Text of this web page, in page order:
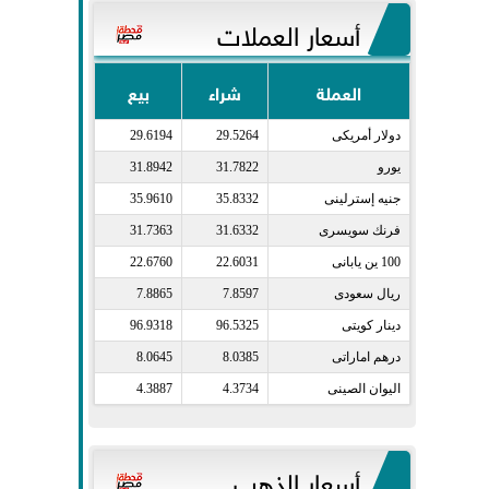
أسعار العملات
العملة شراء بيع
دولار أمريكى​ 29.5264
29.6194
يورو​ 31.7822
31.8942
جنيه إسترلينى​ 35.8332
35.9610
فرنك سويسرى​ 31.6332
31.7363
100 ين يابانى​ 22.6031
22.6760
ريال سعودى​ 7.8597
7.8865
دينار كويتى​ 96.5325
96.9318
درهم اماراتى​ 8.0385
8.0645
اليوان الصينى​ 4.3734
4.3887
أسعار الذهب